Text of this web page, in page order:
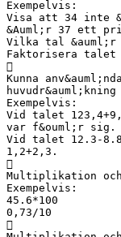
Exempelvis:
Visa att 34 inte
&Auml;r 37 ett
Vilka tal &auml;r
Faktorisera talet

Kunna
huvudr&auml;kning
Exempelvis:
Vid talet
var f&ouml;r sig.
Vid talet 12.3-
1,2+2,3.

Multiplikation
Exempelvis:
45.6*100
0,73/10
